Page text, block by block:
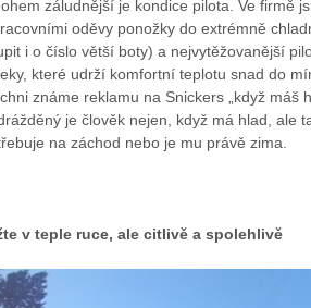
záludnější je kondice pilota. Ve firmě
oděvy ponožky do extrémně
i o číslo větší boty) a nejvytěžovanější
které udrží komfortní teplotu snad do
známe reklamu na Snickers „když máš
je člověk nejen, když má hlad, ale
na záchod nebo je mu právě zima.
v teple ruce, ale citlivě a spolehlivě